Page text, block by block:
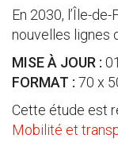
En 2030, l’Île-
nouvelles lignes
MISE À JOUR :
FORMAT : 70 x
Cette étude est
Mobilité et